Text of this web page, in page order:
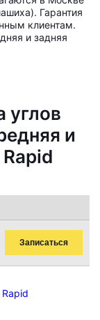
Гарантия
клиентам.
и задняя
углов
и
Записаться